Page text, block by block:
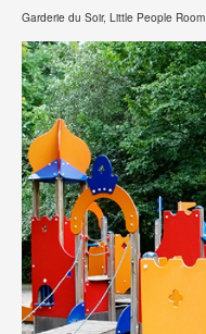
Garderie du Soir, Little People Room